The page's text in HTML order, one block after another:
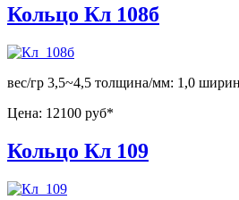
Кольцо Кл 108б
вес/гр 3,5~4,5 толщина/мм: 1,0
Цена: 12100 руб*
Кольцо Кл 109